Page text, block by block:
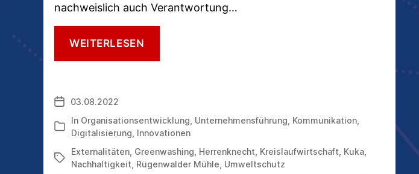
nachweislich auch Verantwortung…
WEITERLESEN
IM
INTERESSE
UNTERNEHMEN
Veröffentlichungsdatum
03.08.2022
Kategorien
In Organisationsentwicklung Unternehmensführung Kommunikation
Digitalisierung Innovationen
Schlagwörter
Externalitäten Greenwashing Herrenknecht Kreislaufwirtschaft Kuka
Nachhaltigkeit Rügenwalder Mühle Umweltschutz